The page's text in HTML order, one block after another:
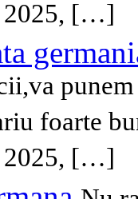
2025, […]
foarte
2025, […]